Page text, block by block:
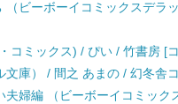
（ビーボーイコミックスデラ
コミックス) / ぴい / 竹書房 [
文庫） / 間之 あまの / 幻冬舎
夫婦編 （ビーボーイコミック